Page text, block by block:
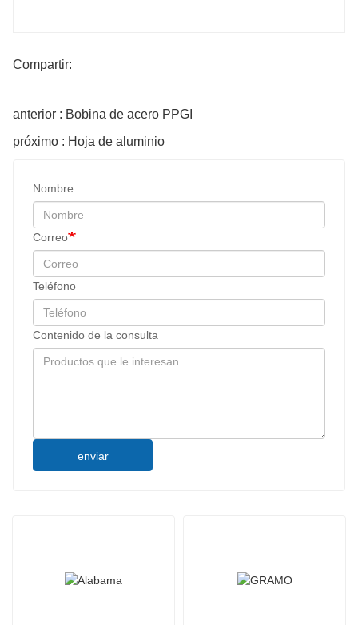
Compartir:
anterior : Bobina de acero PPGI
próximo : Hoja de aluminio
Nombre
Correo
Teléfono
Contenido de la consulta
enviar